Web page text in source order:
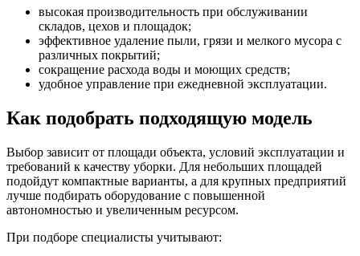
высокая производительность при обслуживании
складов, цехов и площадок;
эффективное удаление пыли, грязи и мелкого мусора с
различных покрытий;
сокращение расхода воды и моющих средств;
удобное управление при ежедневной эксплуатации.
Как подобрать подходящую модель
Выбор зависит от площади объекта, условий эксплуатации и
требований к качеству уборки. Для небольших площадей
подойдут компактные варианты, а для крупных предприятий
лучше подбирать оборудование с повышенной
автономностью и увеличенным ресурсом.
При подборе специалисты учитывают: